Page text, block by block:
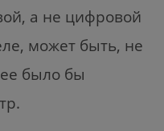
а не цифровой
может быть, не
было бы